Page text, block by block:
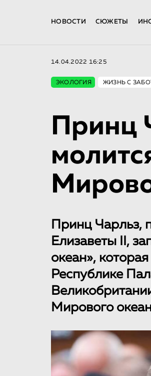
НОВОСТИ СЮЖЕТЫ
14.04.2022 16:25
ЭКОЛОГИЯ ЖИЗНЬ С
Принц
Принц Чарльз,
Елизаветы II,
океан»,
Республике
Мирового